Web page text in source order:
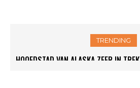
TRENDING
PARIJS STELT STRENGE REGELS